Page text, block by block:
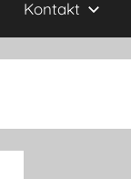
Kontakt